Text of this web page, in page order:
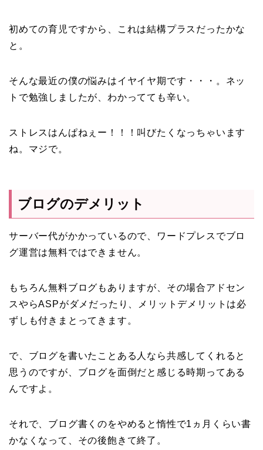
初めての育児ですから、これは結構プラスだったかな
と。
そんな最近の僕の悩みはイヤイヤ期です・・・。ネッ
トで勉強しましたが、わかってても辛い。
ストレスはんぱねぇー！！！叫びたくなっちゃいます
ね。マジで。
ブログのデメリット
サーバー代がかかっているので、ワードプレスでブロ
グ運営は無料ではできません。
もちろん無料ブログもありますが、その場合アドセン
スやらASPがダメだったり、メリットデメリットは必
ずしも付きまとってきます。
で、ブログを書いたことある人なら共感してくれると
思うのですが、ブログを面倒だと感じる時期ってある
んですよ。
それで、ブログ書くのをやめると惰性で1ヵ月くらい書
かなくなって、その後飽きて終了。